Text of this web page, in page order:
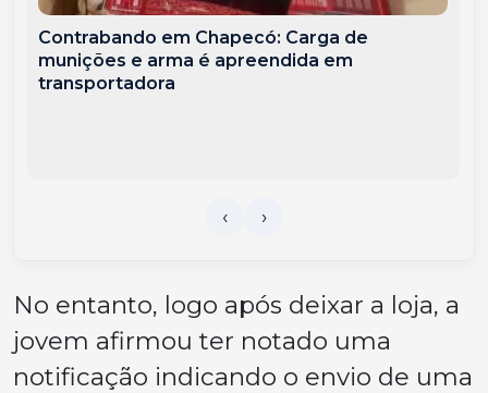
Contrabando em Chapecó: Carga de
munições e arma é apreendida em
transportadora
No entanto, logo após deixar a loja, a
jovem afirmou ter notado uma
notificação indicando o envio de uma